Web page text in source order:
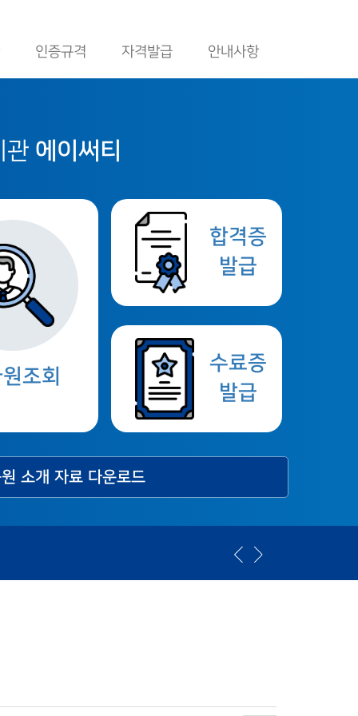
인증규격 자격발급 안내사항
관 에이써티
조회
합격증
발급
수료증
발급
소개 자료 다운로드
[2026년] ISO 연간 교